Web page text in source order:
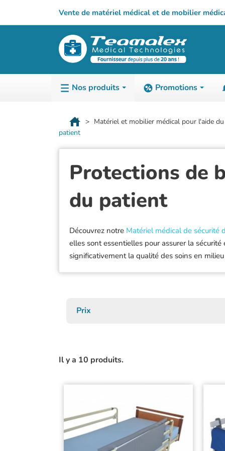
Vente de matériel médical et de mobilier
Nos produits
TABLES
Kinésithérapie
Prélèvement
Spa /
Vétérinaire
Autres
Promotions
3-A-D
Airex
Artromot
Baseline
Beurer
Braun
Colson
David
De Boissy
Defibtech
Matériel et mobilier médical pour l'aide
patient
Protections de
du patient
Découvrez notre Matériel médical de sécurité
elles sont essentielles pour assurer la
significativement la qualité des soins en
Prix
Il y a 10 produits.